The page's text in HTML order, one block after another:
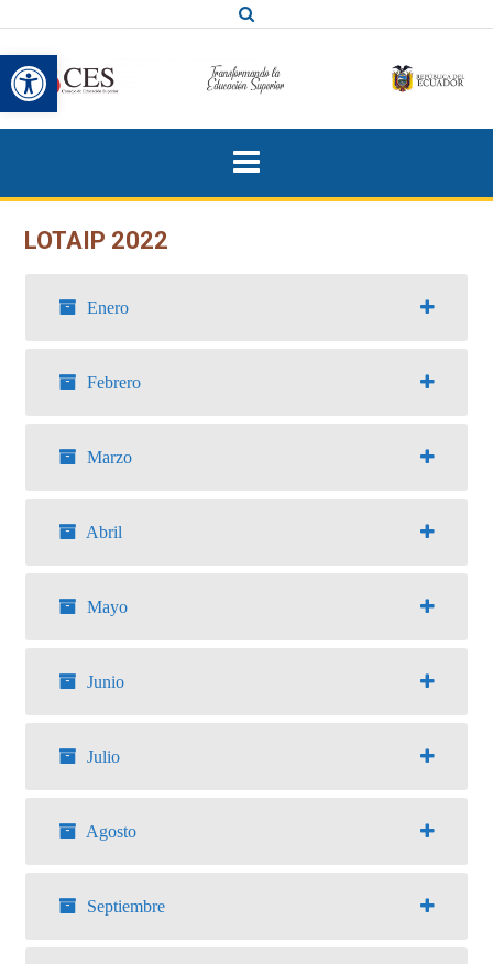
Abrir barra de herramientas
al
contenido
LOTAIP 2022
Enero
Febrero
Marzo
Abril
Mayo
Junio
Julio
Agosto
Septiembre